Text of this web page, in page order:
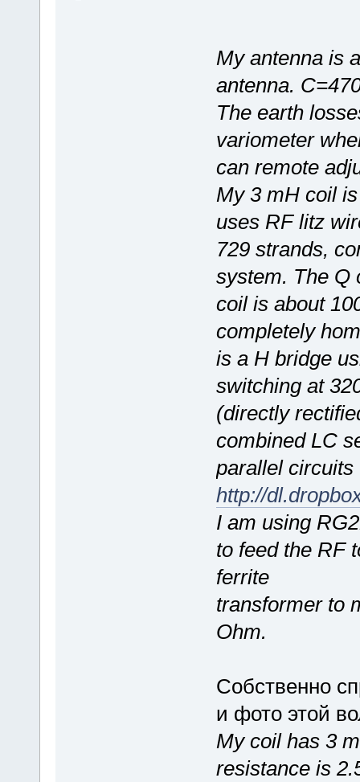
My antenna is
antenna.
The earth
variometer
can remote
My 3 mH coil
uses RF litz
729 strands,
system. The Q
coil is about
completely
is a H bridge
switching at
(directly
combined LC
parallel circuits
http://
I am using
to feed the RF
ferrite
transformer to
Ohm.
Собственно
и фото этой
My coil has 3
resistance is